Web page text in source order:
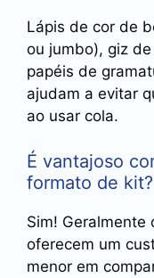
Lápis de cor de
ou jumbo), giz
papéis de
ajudam a evitar
ao usar cola.
É vantajoso
formato de kit?
Sim! Geralmente
oferecem um
menor em